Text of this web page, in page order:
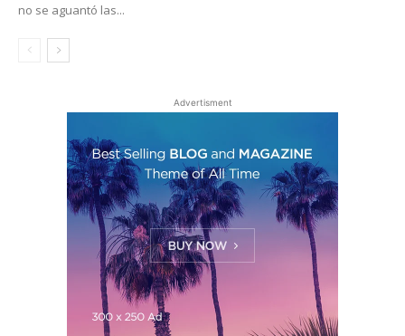
no se aguantó las...
Advertisment